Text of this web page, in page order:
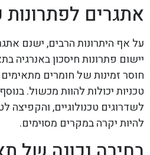
אתגרים
על אף היתרונות הרבים, ישנם
יישום פתרונות חיסכון באנרגיה
חוסר זמינות של חומרים
טכניות יכולות להוות מכשול.
לשדרוגים טכנולוגיים, והקפיצה
להיות יקרה במקרים מסוימים.